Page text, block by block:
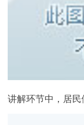
讲解环节中，居民